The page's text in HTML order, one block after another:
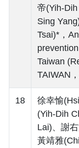
帝(Yih-
Sing
Tsai)*，
Taiwan
TAIWAN
18
徐幸愉
(Yih-Dih
Lai)、謝
黃靖雅